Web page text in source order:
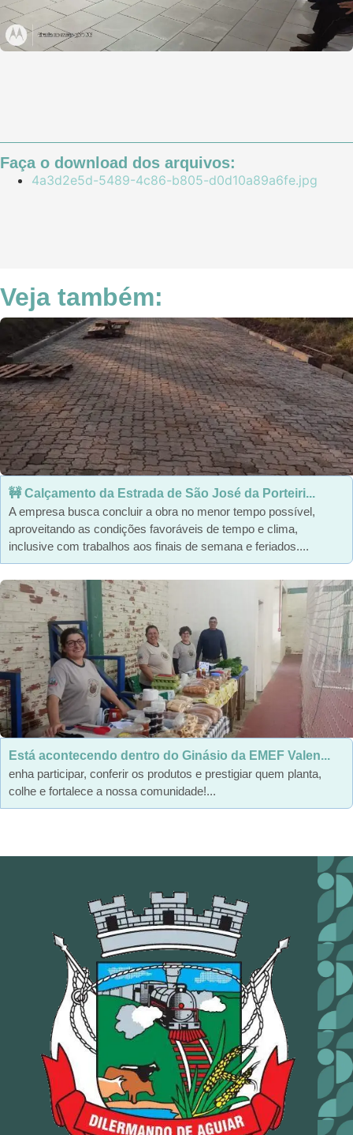
Faça o download dos arquivos:
4a3d2e5d-5489-4c86-b805-d0d10a89a6fe.jpg
Veja também:
🚧 Calçamento da Estrada de São José da Porteiri...
A empresa busca concluir a obra no menor tempo possível,
aproveitando as condições favoráveis de tempo e clima,
inclusive com trabalhos aos finais de semana e feriados....
Está acontecendo dentro do Ginásio da EMEF Valen...
enha participar, conferir os produtos e prestigiar quem planta,
colhe e fortalece a nossa comunidade!...